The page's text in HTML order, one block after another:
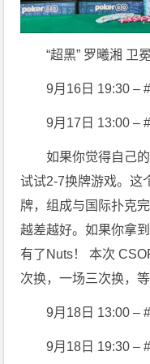
“超黑” 罗曦湘 卫
9月16日 19:30 –
9月17日 13:00 –
如果你觉得自己
试试2-7换牌游戏。这
牌，组成与国际扑克
越差越好。如果你拿
有了Nuts！ 本次
次换，一场三次换，等
9月18日 13:00 –
9月18日 19:30 –